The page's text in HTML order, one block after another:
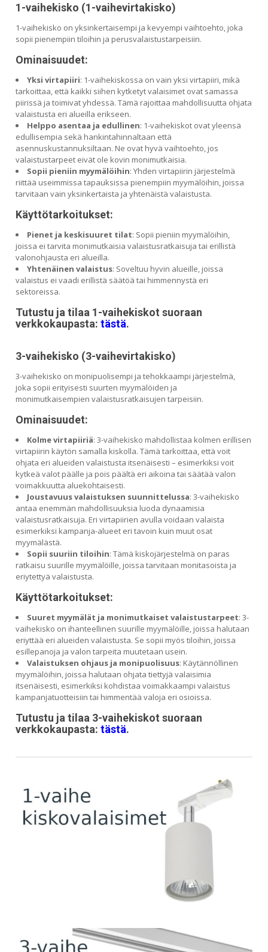
1-vaihekisko (1-vaihevirtakisko)
1-vaihekisko on yksinkertaisempi ja kevyempi vaihtoehto, joka
sopii pienempiin tiloihin ja perusvalaistustarpeisiin.
Ominaisuudet:
Yksi virtapiiri: 1-vaihekiskossa on vain yksi virtapiiri, mikä
tarkoittaa, että kaikki siihen kytketyt valaisimet ovat samassa
piirissä ja toimivat yhdessä. Tämä rajoittaa mahdollisuutta ohjata
valaistusta eri alueilla erikseen.
Helppo asentaa ja edullinen: 1-vaihekiskot ovat yleensä
edullisempia sekä hankintahinnaltaan että
asennuskustannuksiltaan. Ne ovat hyvä vaihtoehto, jos
valaistustarpeet eivät ole kovin monimutkaisia.
Sopii pieniin myymälöihin: Yhden virtapiirin järjestelmä
riittää useimmissa tapauksissa pienempiin myymälöihin, joissa
tarvitaan vain yksinkertaista ja yhtenäistä valaistusta.
Käyttötarkoitukset:
Pienet ja keskisuuret tilat: Sopii pieniin myymälöihin,
joissa ei tarvita monimutkaisia valaistusratkaisuja tai erillistä
valonohjausta eri alueilla.
Yhtenäinen valaistus: Soveltuu hyvin alueille, joissa
valaistus ei vaadi erillistä säätöä tai himmennystä eri
sektoreissa.
Tutustu ja tilaa 1-vaihekiskot suoraan
verkkokaupasta:tästä.
3-vaihekisko (3-vaihevirtakisko)
3-vaihekisko on monipuolisempi ja tehokkaampi järjestelmä,
joka sopii erityisesti suurten myymälöiden ja
monimutkaisempien valaistusratkaisujen tarpeisiin.
Ominaisuudet:
Kolme virtapiiriä: 3-vaihekisko mahdollistaa kolmen erillisen
virtapiirin käytön samalla kiskolla. Tämä tarkoittaa, että voit
ohjata eri alueiden valaistusta itsenäisesti – esimerkiksi voit
kytkeä valot päälle ja pois päältä eri aikoina tai säätää valon
voimakkuutta aluekohtaisesti.
Joustavuus valaistuksen suunnittelussa: 3-vaihekisko
antaa enemmän mahdollisuuksia luoda dynaamisia
valaistusratkaisuja. Eri virtapiirien avulla voidaan valaista
esimerkiksi kampanja-alueet eri tavoin kuin muut osat
myymälästä.
Sopii suuriin tiloihin: Tämä kiskojärjestelmä on paras
ratkaisu suurille myymälöille, joissa tarvitaan monitasoista ja
eriytettyä valaistusta.
Käyttötarkoitukset:
Suuret myymälät ja monimutkaiset valaistustarpeet: 3-
vaihekisko on ihanteellinen suurille myymälöille, joissa halutaan
eriyttää eri alueiden valaistusta. Se sopii myös tiloihin, joissa
esillepanoja ja valon tarpeita muutetaan usein.
Valaistuksen ohjaus ja monipuolisuus: Käytännöllinen
myymälöihin, joissa halutaan ohjata tiettyjä valaisimia
itsenäisesti, esimerkiksi kohdistaa voimakkaampi valaistus
kampanjatuotteisiin tai himmentää valoja eri osioissa.
Tutustu ja tilaa 3-vaihekiskot suoraan
verkkokaupasta:tästä.